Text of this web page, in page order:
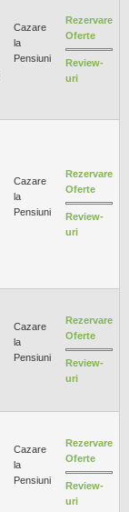
Cazare
la
Pensiuni
Rezervare
Oferte
Review-
uri
Cazare
la
Pensiuni
Rezervare
Oferte
Review-
uri
Cazare
la
Pensiuni
Rezervare
Oferte
Review-
uri
Cazare
la
Pensiuni
Rezervare
Oferte
Review-
uri